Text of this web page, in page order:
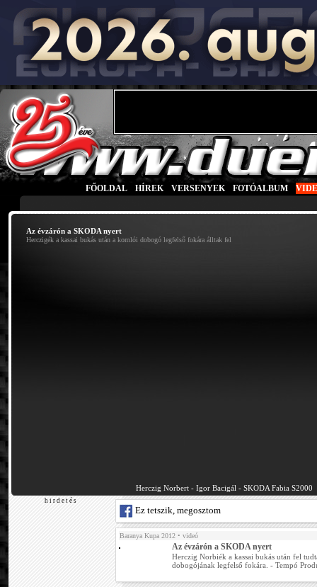
FŐOLDAL HÍREK VERSENYEK FOTÓALBUM
Az évzárón a SKODA nyert
Herczigék a kassai bukás után a komlói dobogó legfelső fokára álltak fel
Herczig Norbert - Igor Bacigál - SKODA Fabia S2000
h i r d e t é s
Ez tetszik, megosztom
Baranya Kupa 2012 • videó
Az évzárón a SKODA nyert
Herczig Norbiék a kassai bukás után fel
dobogójának legfelső fokára. - Tempó